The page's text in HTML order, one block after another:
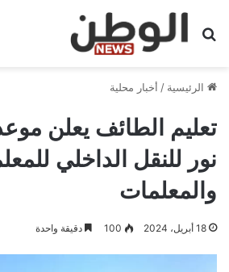
بحث عن
الرئيسية / أخبار محلية
تعليم الطائف يعلن
نور للنقل الداخلي
والمعلمات
18 أبريل، 2024 100 دقيقة واحدة